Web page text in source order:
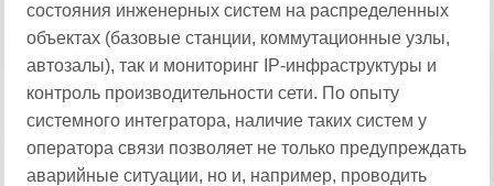
состояния инженерных систем на распределенных
объектах (базовые станции, коммутационные узлы,
автозалы), так и мониторинг IP-инфраструктуры и
контроль производительности сети. По опыту
системного интегратора, наличие таких систем у
оператора связи позволяет не только предупреждать
аварийные ситуации, но и, например, проводить